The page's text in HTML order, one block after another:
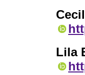
Lila